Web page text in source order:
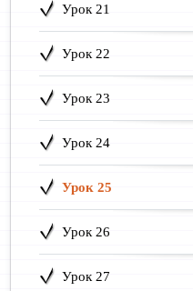
Урок 21
Урок 22
Урок 23
Урок 24
Урок 25
Урок 26
Урок 27